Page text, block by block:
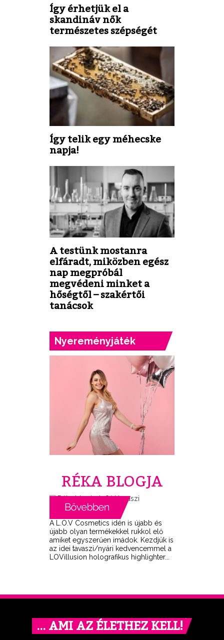
Így érhetjük el a
skandináv nők
természetes szépségét
Így telik egy méhecske
napja!
A testünk mostanra
elfáradt, miközben egész
nap megpróbál
megvédeni minket a
hőségtől – szakértői
tanácsok
Nyereményjáték
RÉKA BLOGJA
A L.O.V Cosmetics idén is újabb és
újabb olyan termékekkel rukkol elő
amiket egyszerűen imádok. Kezdjük is
az idei tavaszi/nyári kedvencemmel a
LOVillusion holografikus highlighter...
… AMI AZ ÉLETHEZ KELL!